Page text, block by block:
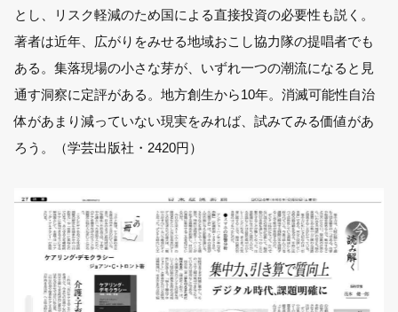
とし、リスク軽減のため国による直接投資の必要性も説く。
著者は近年、広がりをみせる地域おこし協力隊の提唱者でも
ある。集落現場の小さな芽が、いずれ一つの潮流になると見
通す洞察に定評がある。地方創生から10年。消滅可能性自治
体があまり減っていない現実をみれば、試みてみる価値があ
ろう。（学芸出版社・2420円）